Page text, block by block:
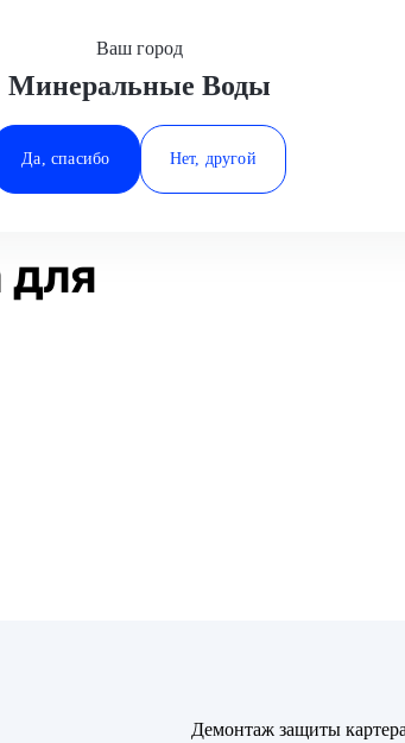
Минеральные Воды
Ростов-на-Дону
Ставрополь
Ваш город
Минеральные Воды
Да, спасибо Нет, другой
защиты картера Subaru
для
Демонтаж защиты